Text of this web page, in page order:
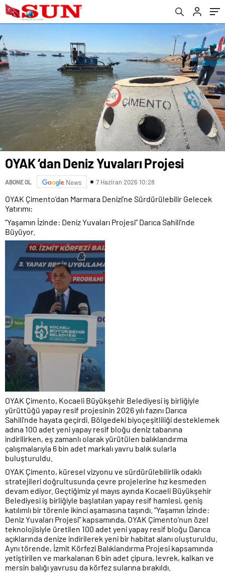
OYAK ‘dan Deniz Yuvaları Projesi
ABONE OL News 7 Haziran 2026 10:28
OYAK Çimento’dan Marmara Denizi’ne Sürdürülebilir Gelecek
Yatırımı:
“Yaşamın İzinde: Deniz Yuvaları Projesi” Darıca Sahili’nde
Büyüyor.
OYAK Çimento, Kocaeli Büyükşehir Belediyesi iş birliğiyle
yürüttüğü yapay resif projesinin 2026 yılı fazını Darıca
Sahili’nde hayata geçirdi. Bölgedeki biyoçeşitliliği desteklemek
adına 100 adet yeni yapay resif bloğu deniz tabanına
indirilirken, eş zamanlı olarak yürütülen balıklandırma
çalışmalarıyla 6 bin adet markalı yavru balık sularla
buluşturuldu.
OYAK Çimento, küresel vizyonu ve sürdürülebilirlik odaklı
stratejileri doğrultusunda çevre projelerine hız kesmeden
devam ediyor. Geçtiğimiz yıl mayıs ayında Kocaeli Büyükşehir
Belediyesi iş birliğiyle başlatılan yapay resif hamlesi, geniş
katılımlı bir törenle ikinci aşamasına taşındı. “Yaşamın İzinde:
Deniz Yuvaları Projesi” kapsamında, OYAK Çimento’nun özel
teknolojisiyle üretilen 100 adet yeni yapay resif bloğu Darıca
açıklarında denize indirilerek yeni bir habitat alanı oluşturuldu.
Aynı törende, İzmit Körfezi Balıklandırma Projesi kapsamında
yetiştirilen ve markalanan 6 bin adet çipura, levrek, kalkan ve
mersin balığı yavrusu da körfez sularına bırakıldı.
kızdıracak cinsten